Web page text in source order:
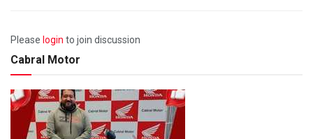
Please login to join discussion
Cabral Motor